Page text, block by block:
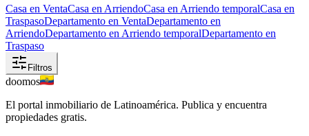
Casa en VentaCasa en ArriendoCasa en Arriendo temporalCasa en
TraspasoDepartamento en VentaDepartamento en
ArriendoDepartamento en Arriendo temporalDepartamento en
Traspaso
Filtros
doomos
El portal inmobiliario de Latinoamérica. Publica y encuentra
propiedades gratis.